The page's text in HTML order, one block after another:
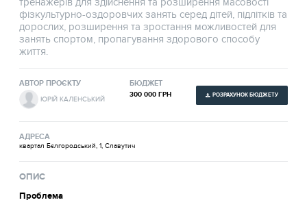
фізкультурно-оздоровчих занять серед дітей, підлітків та
дорослих, розширення та зростання можливостей для
занять спортом, пропагування здорового способу
життя.
АВТОР ПРОЄКТУ
ЮРІЙ КАЛЕНСЬКИЙ
БЮДЖЕТ
300 000 ГРН РОЗРАХУНОК БЮДЖЕТУ
АДРЕСА
квартал Бєлгородський, 1, Славутич
ОПИС
Проблема